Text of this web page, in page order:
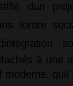
dun
lordre
à une